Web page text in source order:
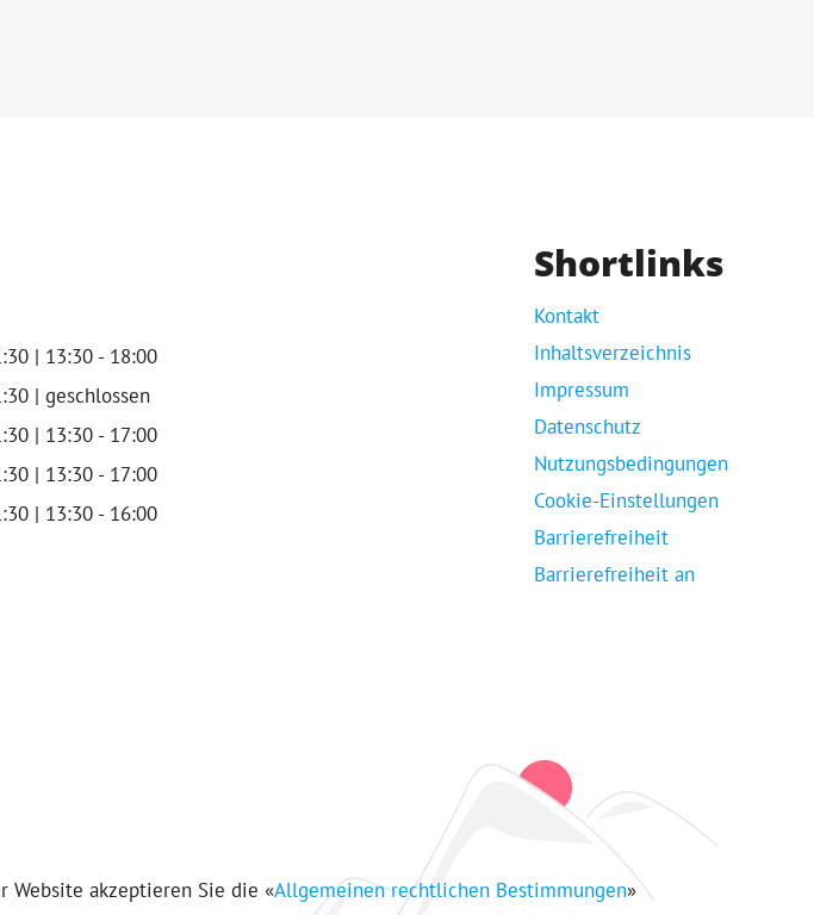
| 13:30 - 18:00
| geschlossen
| 13:30 - 17:00
| 13:30 - 17:00
| 13:30 - 16:00
Shortlinks
Kontakt
Inhaltsverzeichnis
Impressum
Datenschutz
Nutzungsbedingungen
Cookie-Einstellungen
Barrierefreiheit
Barrierefreiheit an
Website akzeptieren Sie die «Allgemeinen rechtlichen Bestimmungen»